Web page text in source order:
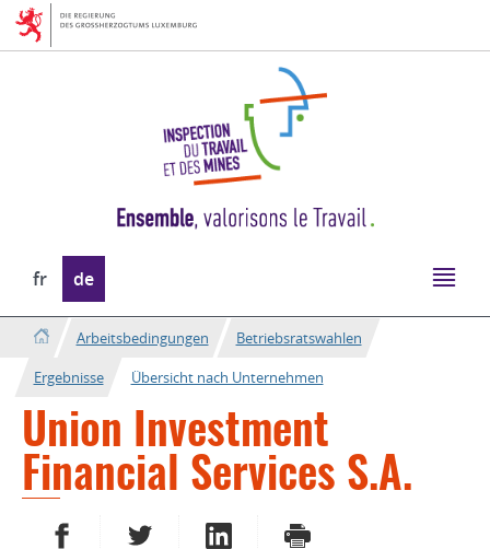
Zur
Navigation
Zum
Inhalt
Sprache
wechseln
fr de
Arbeitsbedingungen
Betriebsratswahlen
Ergebnisse
Übersicht nach Unternehmen
Union Investment
Financial Services S.A.
AUF FACEBOOK TEILENAUF TWITTER TEILENAUF LINKEDIN TEILEN
DRUCKEN